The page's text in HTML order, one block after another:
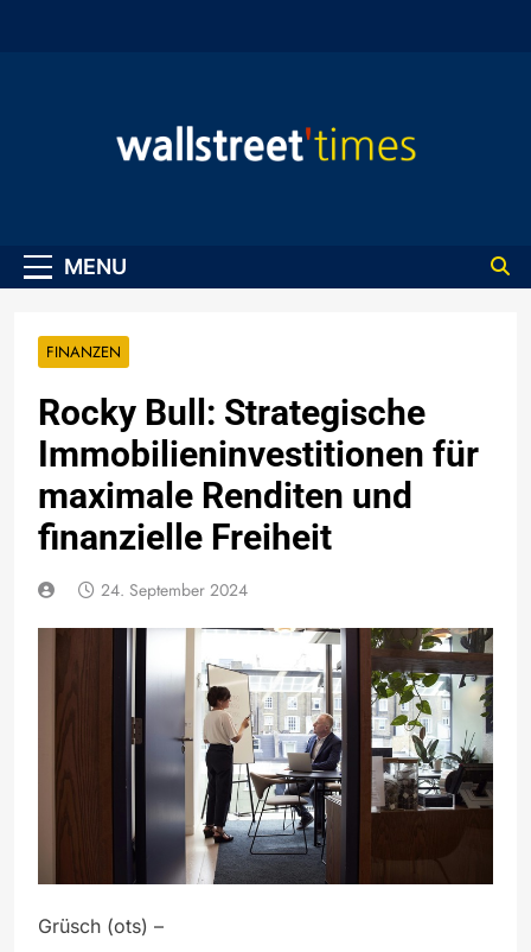
MENU
FINANZEN
Rocky Bull: Strategische
Immobilieninvestitionen für
maximale Renditen und
finanzielle Freiheit
24. September 2024
Grüsch (ots) –